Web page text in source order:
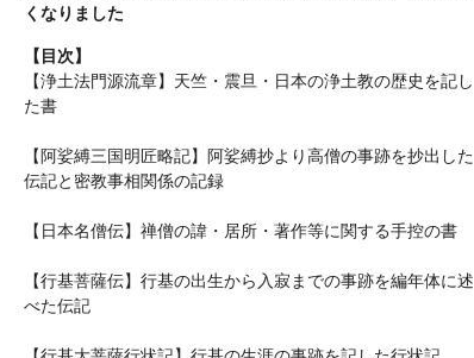
くなりました
【目次】
【浄土法門源流章】天竺・震旦・日本の浄土教の歴史を記し
た書
【阿娑縛三国明匠略記】阿娑縛抄より高僧の事跡を抄出した
伝記と密教事相関係の記録
【日本名僧伝】禅僧の諱・居所・著作等に関する手控の書
【行基菩薩伝】行基の出生から入寂までの事跡を編年体に述
べた伝記